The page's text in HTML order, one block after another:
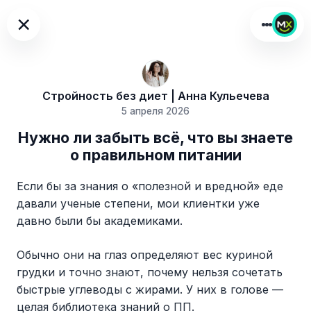
×
Стройность без диет | Анна Кульечева
5 апреля 2026
Нужно ли забыть всё, что вы знаете
о правильном питании
Если бы за знания о «полезной и вредной» еде
давали ученые степени, мои клиентки уже
давно были бы академиками.
Обычно они на глаз определяют вес куриной
грудки и точно знают, почему нельзя сочетать
быстрые углеводы с жирами. У них в голове —
целая библиотека знаний о ПП.